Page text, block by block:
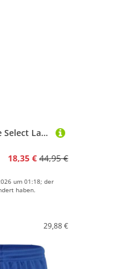
Select Freizeittasche Select Lazio Teamtasche, Polyester
18,35 € 44,95 €
um 01:18; der
haben.
29,88 €